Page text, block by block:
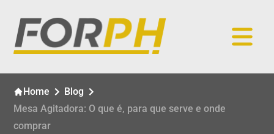
Home
Blog
Mesa Agitadora: O que é, para que serve e onde
comprar